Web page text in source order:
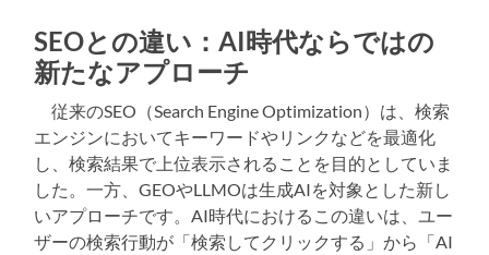
SEOとの違い：AI時代ならではの
新たなアプローチ
従来のSEO（Search Engine Optimization）は、検索
エンジンにおいてキーワードやリンクなどを最適化
し、検索結果で上位表示されることを目的としていま
した。一方、GEOやLLMOは生成AIを対象とした新し
いアプローチです。AI時代におけるこの違いは、ユー
ザーの検索行動が「検索してクリックする」から「AI